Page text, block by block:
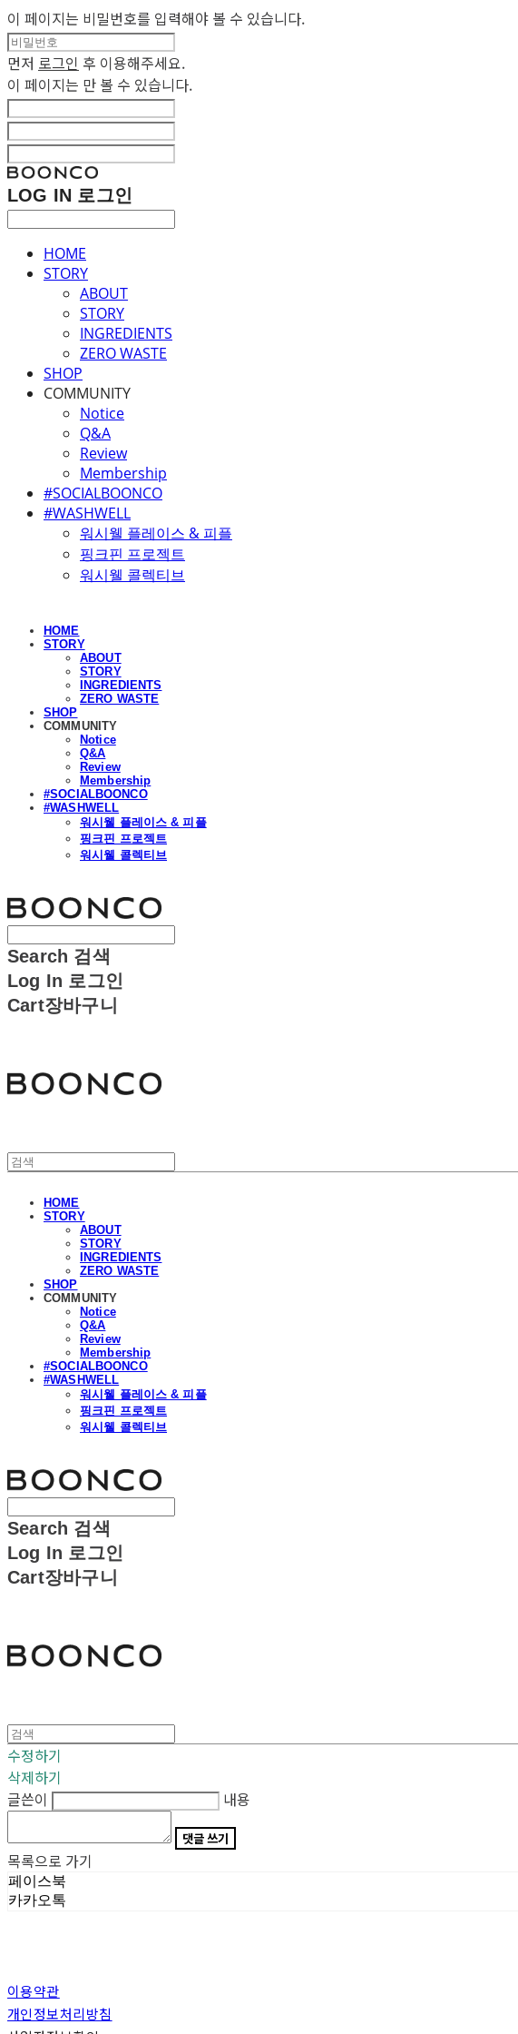
이 페이지는 비밀번호를 입력해야 볼 수 있습니다.
먼저 로그인 후 이용해주세요.
이 페이지는 만 볼 수 있습니다.
LOG IN 로그인
HOME
STORY
ABOUT
STORY
INGREDIENTS
ZERO WASTE
SHOP
COMMUNITY
Notice
Q&A
Review
Membership
#SOCIALBOONCO
#WASHWELL
워시웰 플레이스 & 피플
핑크핀 프로젝트
워시웰 콜렉티브
HOME
STORY
ABOUT
STORY
INGREDIENTS
ZERO WASTE
SHOP
COMMUNITY
Notice
Q&A
Review
Membership
#SOCIALBOONCO
#WASHWELL
워시웰 플레이스 & 피플
핑크핀 프로젝트
워시웰 콜렉티브
Search 검색
Log In 로그인
Cart장바구니
HOME
STORY
ABOUT
STORY
INGREDIENTS
ZERO WASTE
SHOP
COMMUNITY
Notice
Q&A
Review
Membership
#SOCIALBOONCO
#WASHWELL
워시웰 플레이스 & 피플
핑크핀 프로젝트
워시웰 콜렉티브
Search 검색
Log In 로그인
Cart장바구니
수정하기
삭제하기
글쓴이
내용
댓글 쓰기
목록으로 가기
페이스북
카카오톡
이용약관
개인정보처리방침